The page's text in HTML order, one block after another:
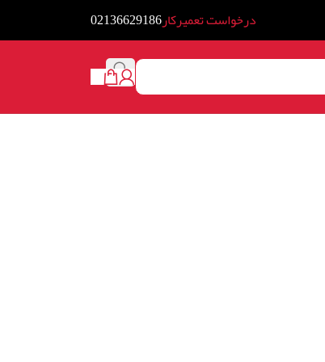
درخواست تعمیرکار02136629186